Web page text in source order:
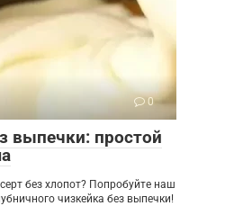
0
выпечки: простой
без хлопот? Попробуйте наш
чизкейка без выпечки!